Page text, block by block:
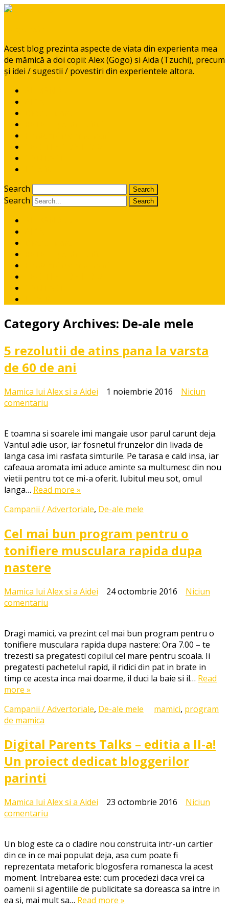
Acest blog prezinta aspecte de viata din experienta mea
de mămică a doi copii: Alex (Gogo) si Aida (Tzuchi), precum
și idei / sugestii / povestiri din experientele altora.
Search
Search
Category Archives: De-ale mele
5 rezolutii de atins pana la varsta
de 60 de ani
Mamica lui Alex si a Aidei 1 noiembrie 2016
Niciun
comentariu
de
atins
pana
la
varsta
de
60
de
E toamna si soarele imi mangaie usor parul carunt deja.
Vantul adie usor, iar fosnetul frunzelor din livada de
langa casa imi rasfata simturile. Pe tarasa e cald insa, iar
cafeaua aromata imi aduce aminte sa multumesc din nou
vietii pentru tot ce mi-a oferit. Iubitul meu sot, omul
langa… Read more »
Campanii / Advertoriale, De-ale mele
Cel mai bun program pentru o
tonifiere musculara rapida dupa
nastere
Mamica lui Alex si a Aidei 24 octombrie 2016
Niciun
comentariu
bun
program
pentru
o
tonifiere
rapida
dupa
Dragi mamici, va prezint cel mai bun program pentru o
tonifiere musculara rapida dupa nastere: Ora 7.00 – te
trezesti sa pregatesti copilul cel mare pentru scoala. Ii
pregatesti pachetelul rapid, il ridici din pat in brate in
timp ce acesta inca mai doarme, il duci la baie si il… Read
more »
Campanii / Advertoriale, De-ale mele mamici, program
de mamica
Digital Parents Talks – editia a II-a!
Un proiect dedicat bloggerilor
parinti
Mamica lui Alex si a Aidei 23 octombrie 2016
Niciun
comentariu
Talks
–
editia
a
II-
a!
Un blog este ca o cladire nou construita intr-un cartier
din ce in ce mai populat deja, asa cum poate fi
reprezentata metaforic blogosfera romanesca la acest
moment. Intrebarea este: cum procedezi daca vrei ca
oamenii si agentiile de publicitate sa doreasca sa intre in
ea si, mai mult sa… Read more »